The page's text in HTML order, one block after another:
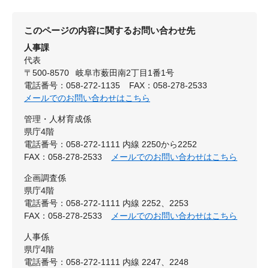
このページの内容に関するお問い合わせ先
人事課
代表
〒500-8570
岐阜市薮田南2丁目1番1号
電話番号：058-272-1135
FAX：058-278-2533
メールでのお問い合わせはこちら
管理・人材育成係
県庁4階
電話番号：058-272-1111 内線 2250から2252
FAX：058-278-2533
メールでのお問い合わせはこちら
企画調査係
県庁4階
電話番号：058-272-1111 内線 2252、2253
FAX：058-278-2533
メールでのお問い合わせはこちら
人事係
県庁4階
電話番号：058-272-1111 内線 2247、2248